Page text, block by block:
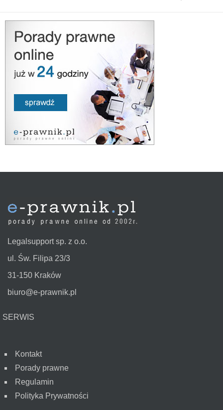
Legalsupport sp. z o.o.
ul. Św. Filipa 23/3
31-150 Kraków
biuro@e-prawnik.pl
SERWIS
Kontakt
Porady prawne
Regulamin
Polityka Prywatności